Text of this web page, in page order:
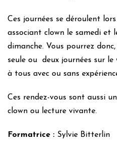
Ces journées se déroulent
associant clown le samedi et
dimanche. Vous pourrez
seule ou deux journées sur le
à tous avec ou sans
Ces rendez-vous sont aussi
clown ou lecture vivante.
Formatrice : Sylvie Bitterlin